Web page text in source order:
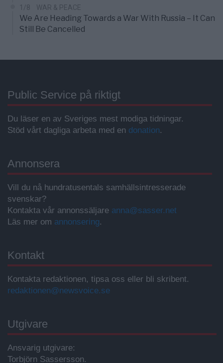
1/8 WAR & PEACE
We Are Heading Towards a War With Russia – It Can
Still Be Cancelled
Public Service på riktigt
Du läser en av Sveriges mest modiga tidningar.
Stöd vårt dagliga arbeta med en donation.
Annonsera
Vill du nå hundratusentals samhällsintresserade
svenskar?
Kontakta vår annonssäljare anna@sasser.net
Läs mer om annonsering.
Kontakt
Kontakta redaktionen, tipsa oss eller bli skribent.
redaktionen@newsvoice.se
Utgivare
Ansvarig utgivare:
Torbjörn Sassersson.